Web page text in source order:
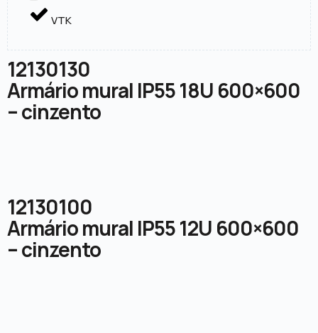
VTK
12130130
Armário mural IP55 18U 600×600
– cinzento
12130100
Armário mural IP55 12U 600×600
– cinzento